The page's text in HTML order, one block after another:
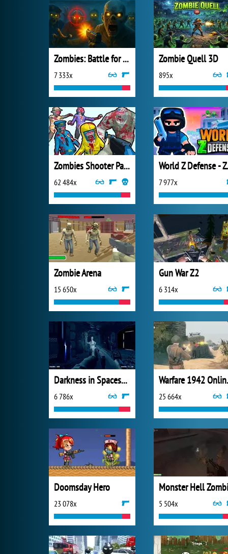
Zombies: Battle for Survival
7 333x
Zombie Quell 3D
895x
Zombies Shooter Part 1
62 484x 7 977x
Zombie Arena
15 650x
Gun War Z2
6 314x
Darkness in Spaceship
6 786x 25 664x
Doomsday Hero
23 078x 5 504x